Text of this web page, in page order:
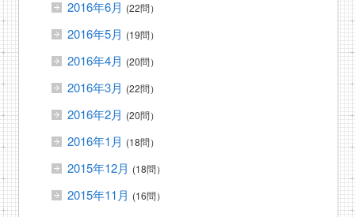
2016年6月 (22問）
2016年5月 (19問）
2016年4月 (20問）
2016年3月 (22問）
2016年2月 (20問）
2016年1月 (18問）
2015年12月 (18問）
2015年11月 (16問）